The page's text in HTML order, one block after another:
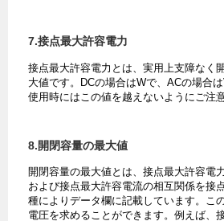
7.接点最大許容電力
接点最大許容電力とは、実用上支障なく
大値です。DCの場合はWで、ACの場合
使用時にはこの値を越えないようにご注
8.開閉容量の最大値
開閉容量の最大値とは、接点最大許容電
および接点最大許容電流の相互関係を接
種によりデータ欄に記載しています。こ
電圧を求めることができます。例えば、